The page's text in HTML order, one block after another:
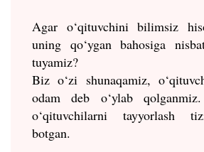
Agar o‘qituvchini bilimsiz
uning qo‘ygan bahosiga
tuyamiz?
Biz o‘zi shunaqamiz,
odam deb o‘ylab
o‘qituvchilarni tayyorlash
botgan.